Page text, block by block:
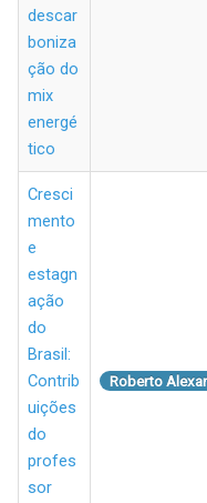
descar
boniza
ção do
mix
energé
tico
Cresci
mento
e
estagn
ação
do
Brasil:
Contrib
uições
do
profes
sor
Roberto